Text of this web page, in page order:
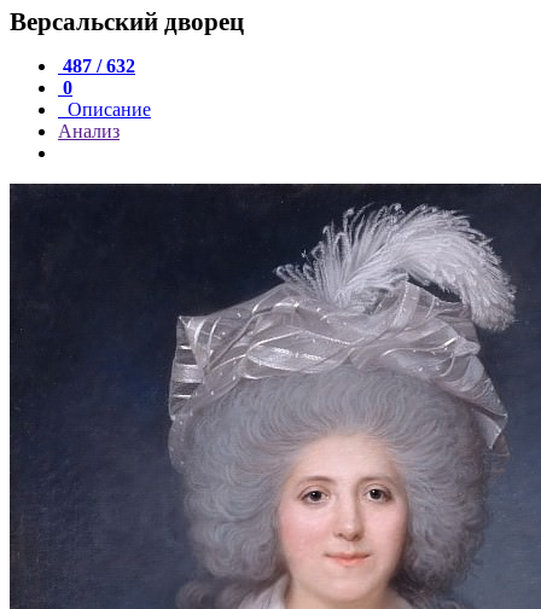
Версальский дворец
487 / 632
0
Описание
Анализ